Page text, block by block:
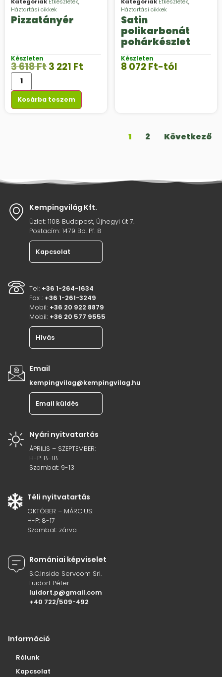
Háztartási cikkek
Pizzatányér
Készleten
3 618Ft3 221 Ft
Kosárba teszem
Háztartási cikkek
Satin
polikarbonát
pohárkészlet
Készleten
8 072Ft-tól
1 2 Következő
Kempingvilág Kft.
Üzlet: 1108 Budapest, Újhegyi út 7.
Postacím: 1479 Bp. Pf. 8
Kapcsolat
Tel: +36 1-264-1634
Fax : +36 1-261-3249
Mobil: +36 20 922 8879
Mobil: +36 20 577 9555
Hívás
Email
kempingvilag@kempingvilag.hu
Email küldés
Nyári nyitvatartás
ÁPRILIS – SZEPTEMBER:
H-P: 8-18
Szombat: 9-13
Téli nyitvatartás
OKTÓBER – MÁRCIUS:
H-P: 8-17
Szombat: zárva
Romániai képviselet
S.C.Inside Servcom Srl.
Luidort Péter
luidort.p@gmail.com
+40 722/509-492
Információ
Rólunk
Kapcsolat